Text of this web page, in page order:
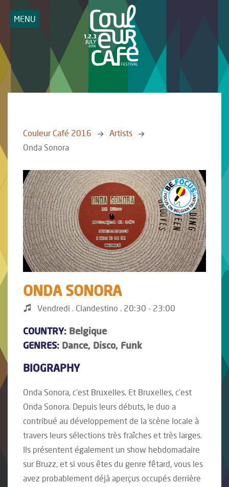
MENU
Couleur Café 2016
Artists
Onda Sonora
ONDA SONORA
Vendredi . Clandestino . 20:30 - 23:00
COUNTRY: Belgique
GENRES: Dance, Disco, Funk
BIOGRAPHY
Onda Sonora, c’est Bruxelles. Et Bruxelles, c’est
Onda Sonora. Depuis leurs débuts, le duo a
contribué au développement de la scène locale à
travers leurs sélections très fraîches et très larges.
Ils présentent également un show hebdomadaire
sur Bruzz, et si vous êtes du genre fêtard, vous les
avez probablement déjà aperçus occupés derrière